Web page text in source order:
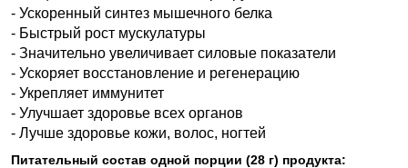
- Ускоренный синтез мышечного белка
- Быстрый рост мускулатуры
- Значительно увеличивает силовые показатели
- Ускоряет восстановление и регенерацию
- Укрепляет иммунитет
- Улучшает здоровье всех органов
- Лучше здоровье кожи, волос, ногтей
Питательный состав одной порции (28 г) продукта: